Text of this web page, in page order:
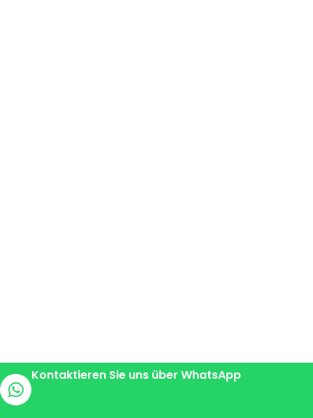
Kontaktieren Sie uns über WhatsApp